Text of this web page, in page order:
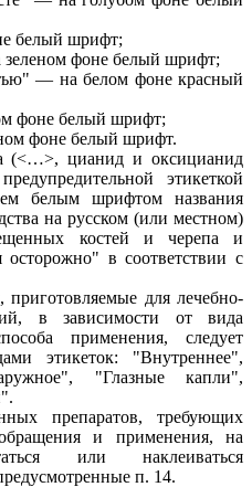
белый шрифт;
фоне белый шрифт;
— на белом фоне красный
фоне белый шрифт;
фоне белый шрифт.
(<…>, цианид и оксицианид
этикеткой
белым шрифтом названия
на русском (или местном)
костей и черепа и
в соответствии с
приготовляемые для лечебно-
в зависимости от вида
применения, следует
этикеток: "Внутреннее",
"Глазные капли",
препаратов, требующих
и применения, на
или наклеиваться
п. 14.